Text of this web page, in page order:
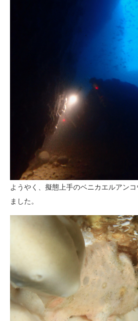
ようやく、擬態上手のベニカエルアン
ました。